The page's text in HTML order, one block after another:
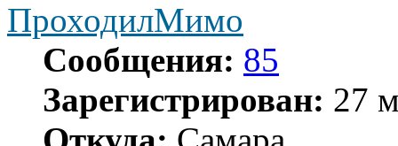
ПроходилМимо
Сообщения: 85
Зарегистрирован: 27